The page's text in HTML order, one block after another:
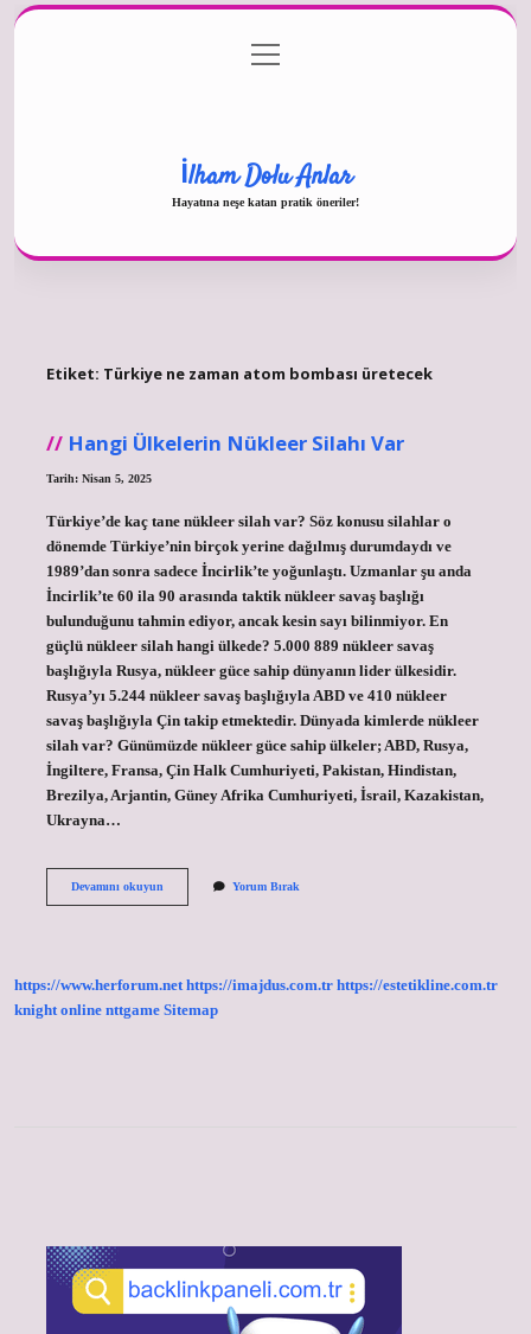
Gizlilik Politikası
menüyü
aç
İlham Dolu Anlar
Hayatına neşe katan pratik öneriler!
Etiket: Türkiye ne zaman atom bombası üretecek
Hangi Ülkelerin Nükleer Silahı Var
Tarih: Nisan 5, 2025
Türkiye’de kaç tane nükleer silah var? Söz konusu silahlar o
dönemde Türkiye’nin birçok yerine dağılmış durumdaydı ve
1989’dan sonra sadece İncirlik’te yoğunlaştı. Uzmanlar şu anda
İncirlik’te 60 ila 90 arasında taktik nükleer savaş başlığı
bulunduğunu tahmin ediyor, ancak kesin sayı bilinmiyor. En
güçlü nükleer silah hangi ülkede? 5.000 889 nükleer savaş
başlığıyla Rusya, nükleer güce sahip dünyanın lider ülkesidir.
Rusya’yı 5.244 nükleer savaş başlığıyla ABD ve 410 nükleer
savaş başlığıyla Çin takip etmektedir. Dünyada kimlerde nükleer
silah var? Günümüzde nükleer güce sahip ülkeler; ABD, Rusya,
İngiltere, Fransa, Çin Halk Cumhuriyeti, Pakistan, Hindistan,
Brezilya, Arjantin, Güney Afrika Cumhuriyeti, İsrail, Kazakistan,
Ukrayna…
Devamını okuyunHangi
Yorum Bırak
https://www.herforum.net https://imajdus.com.tr https://estetikline.com.tr
knight online nttgame Sitemap